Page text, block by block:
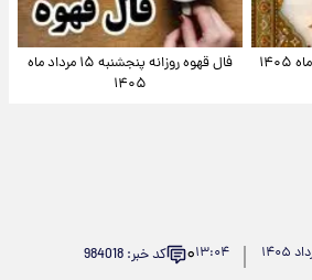
فال قهوه روزانه پنجشنبه ۱۵ مرداد ماه
۱۴۰۵
۱۳:۰۴۰ کد خبر: 984018